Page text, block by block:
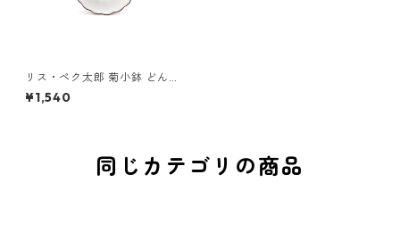
リス・ペク太郎 菊小鉢 どんぐ
り（ピンク）
¥1,540
同じカテゴリの商品